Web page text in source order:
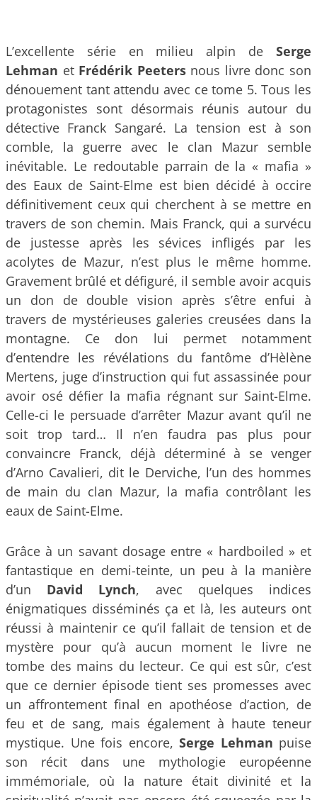
L’excellente série en milieu alpin de Serge
Lehman et Frédérik Peetersnous livre donc son
dénouement tant attendu avec ce tome 5. Tous les
protagonistes sont désormais réunis autour du
détective Franck Sangaré. La tension est à son
comble, la guerre avec le clan Mazur semble
inévitable. Le redoutable parrain de la « mafia »
des Eaux de Saint-Elme est bien décidé à occire
définitivement ceux qui cherchent à se mettre en
travers de son chemin. Mais Franck, qui a survécu
de justesse après les sévices infligés par les
acolytes de Mazur, n’est plus le même homme.
Gravement brûlé et défiguré, il semble avoir acquis
un don de double vision après s’être enfui à
travers de mystérieuses galeries creusées dans la
montagne. Ce don lui permet notamment
d’entendre les révélations du fantôme d’Hèlène
Mertens, juge d’instruction qui fut assassinée pour
avoir osé défier la mafia régnant sur Saint-Elme.
Celle-ci le persuade d’arrêter Mazur avant qu’il ne
soit trop tard… Il n’en faudra pas plus pour
convaincre Franck, déjà déterminé à se venger
d’Arno Cavalieri, dit le Derviche, l’un des hommes
de main du clan Mazur, la mafia contrôlant les
eaux de Saint-Elme.
Grâce à un savant dosage entre « hardboiled » et
fantastique en demi-teinte, un peu à la manière
d’un David Lynch, avec quelques indices
énigmatiques disséminés ça et là, les auteurs ont
réussi à maintenir ce qu’il fallait de tension et de
mystère pour qu’à aucun moment le livre ne
tombe des mains du lecteur. Ce qui est sûr, c’est
que ce dernier épisode tient ses promesses avec
un affrontement final en apothéose d’action, de
feu et de sang, mais également à haute teneur
mystique. Une fois encore, Serge Lehman puise
son récit dans une mythologie européenne
immémoriale, où la nature était divinité et la